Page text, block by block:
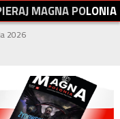
IERAJMAGNAPOLONIA
2026